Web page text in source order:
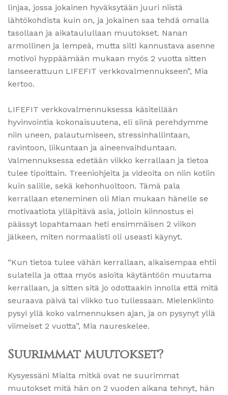
linjaa, jossa jokainen hyväksytään juuri niistä
lähtökohdista kuin on, ja jokainen saa tehdä omalla
tasollaan ja aikataulullaan muutokset. Nanan
armollinen ja lempeä, mutta silti kannustava asenne
motivoi hyppäämään mukaan myös 2 vuotta sitten
lanseerattuun LIFEFIT verkkovalmennukseen”, Mia
kertoo.
LIFEFIT verkkovalmennuksessa käsitellään
hyvinvointia kokonaisuutena, eli siinä perehdymme
niin uneen, palautumiseen, stressinhallintaan,
ravintoon, liikuntaan ja aineenvaihduntaan.
Valmennuksessa edetään viikko kerrallaan ja tietoa
tulee tipoittain. Treeniohjeita ja videoita on niin kotiin
kuin salille, sekä kehonhuoltoon. Tämä pala
kerrallaan eteneminen oli Mian mukaan hänelle se
motivaatiota ylläpitävä asia, jolloin kiinnostus ei
päässyt lopahtamaan heti ensimmäisen 2 viikon
jälkeen, miten normaalisti oli useasti käynyt.
“Kun tietoa tulee vähän kerrallaan, aikaisempaa ehtii
sulatella ja ottaa myös asioita käytäntöön muutama
kerrallaan, ja sitten sitä jo odottaakin innolla että mitä
seuraava päivä tai viikko tuo tullessaan. Mielenkiinto
pysyi yllä koko valmennuksen ajan, ja on pysynyt yllä
viimeiset 2 vuotta”, Mia naureskelee.
Suurimmat muutokset?
Kysyessäni Mialta mitkä ovat ne suurimmat
muutokset mitä hän on 2 vuoden aikana tehnyt, hän